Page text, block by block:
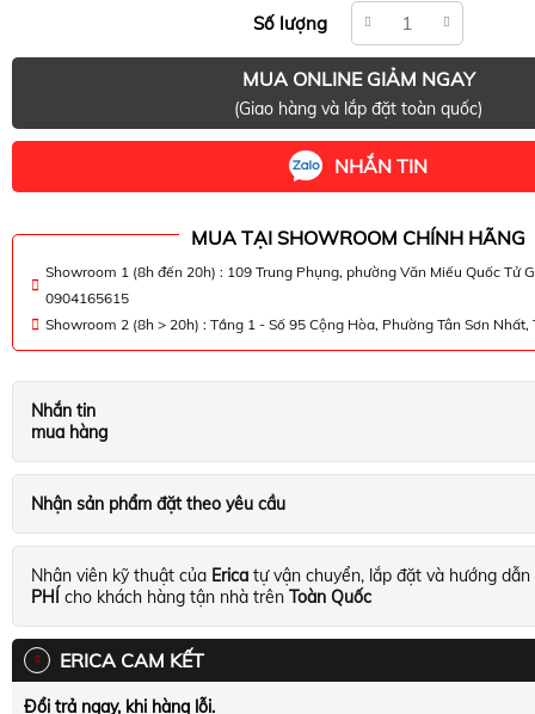
Số lượng
MUA ONLINE GIẢM NGAY
(Giao hàng và lắp đặt toàn quốc)
NHẮN TIN
MUA TẠI SHOWROOM CHÍNH HÃNG
Showroom 1 (8h đến 20h) : 109 Trung Phụng, phường Văn Miếu Quốc Tử
0904165615
Showroom 2 (8h > 20h) : Tầng 1 - Số 95 Cộng Hòa, Phường Tân Sơn Nhất,
Nhắn tin
mua hàng
Nhận sản phẩm đặt theo yêu cầu
Nhân viên kỹ thuật của Erica tự vận chuyển, lắp đặt và hướng dẫn
PHÍ cho khách hàng tận nhà trên Toàn Quốc
ERICA CAM KẾT
Đổi trả ngay, khi hàng lỗi.